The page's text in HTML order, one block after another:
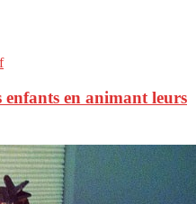
enfants en animant leurs